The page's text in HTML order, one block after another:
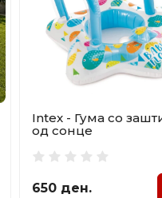
Intex - Гума со
од сонце
650 ден.